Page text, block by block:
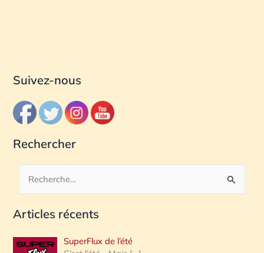
Suivez-nous
Rechercher
c
e
Articles récents
SuperFlux de l’été